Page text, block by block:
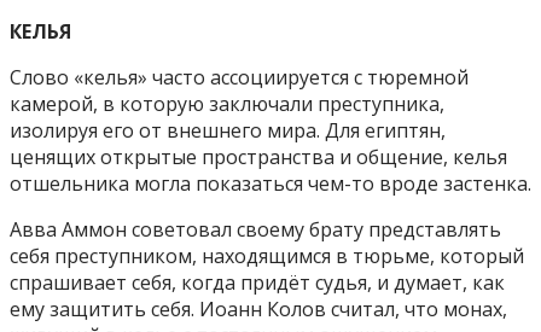
КЕЛЬЯ
Слово «келья» часто ассоциируется с тюремной
камерой, в которую заключали преступника,
изолируя его от внешнего мира. Для египтян,
ценящих открытые пространства и общение, келья
отшельника могла показаться чем-то вроде застенка.
Авва Аммон советовал своему брату представлять
себя преступником, находящимся в тюрьме, который
спрашивает себя, когда придёт судья, и думает, как
ему защитить себя. Иоанн Колов считал, что монах,